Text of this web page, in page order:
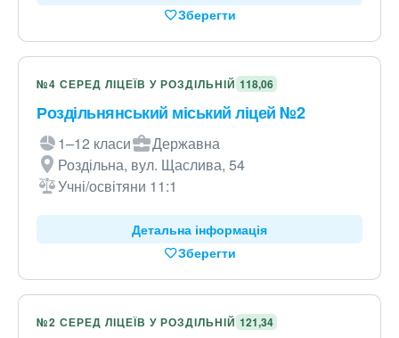
Зберегти
№4 СЕРЕД ЛІЦЕЇВ У РОЗДІЛЬНІЙ 118,06
Роздільнянський міський ліцей №2
1–12 класи
Державна
Роздільна, вул. Щаслива, 54
Учні/освітяни 11:1
Детальна інформація
Зберегти
№2 СЕРЕД ЛІЦЕЇВ У РОЗДІЛЬНІЙ 121,34